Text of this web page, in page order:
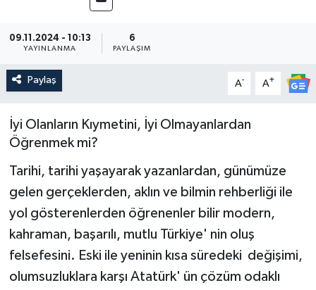
09.11.2024 - 10:13
YAYINLANMA
6
PAYLAŞIM
Paylaş A- A+
İyi Olanların Kıymetini, İyi Olmayanlardan
Öğrenmek mi?
Tarihi, tarihi yaşayarak yazanlardan, günümüze
gelen gerçeklerden, aklın ve bilmin rehberliği ile
yol gösterenlerden öğrenenler bilir modern,
kahraman, başarılı, mutlu Türkiye' nin oluş
felsefesini. Eski ile yeninin kısa süredeki değişimi,
olumsuzluklara karşı Atatürk' ün çözüm odaklı
Sivil Toplum
Siyaset
Tarım
Turizm